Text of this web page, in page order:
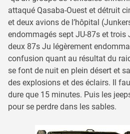
attaqué Qasaba-Ouest et détruit
et deux avions de l’hôpital
endommagés sept JU-87s et trois
deux 87s Ju légèrement
confusion quant au résultat du
se font de nuit en plein désert et
des explosions et des éclairs. Il
dure que 15 minutes. Puis les
pour se perdre dans les sables.